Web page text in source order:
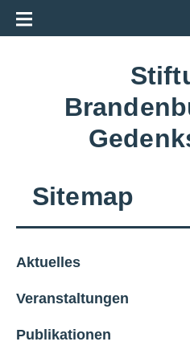
Sitemap
Aktuelles
Veranstaltungen
Publikationen